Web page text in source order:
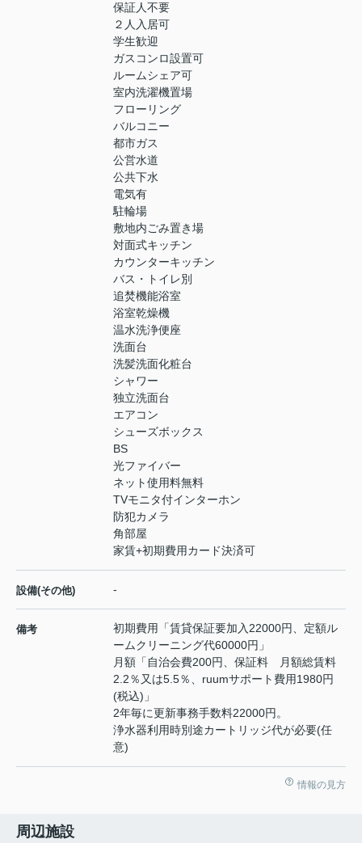
保証人不要
２人入居可
学生歓迎
ガスコンロ設置可
ルームシェア可
室内洗濯機置場
フローリング
バルコニー
都市ガス
公営水道
公共下水
電気有
駐輪場
敷地内ごみ置き場
対面式キッチン
カウンターキッチン
バス・トイレ別
追焚機能浴室
浴室乾燥機
温水洗浄便座
洗面台
洗髪洗面化粧台
シャワー
独立洗面台
エアコン
シューズボックス
BS
光ファイバー
ネット使用料無料
TVモニタ付インターホン
防犯カメラ
角部屋
家賃+初期費用カード決済可
設備(その他) -
備考
初期費用「賃貸保証要加入22000円、定額ル
ームクリーニング代60000円」
月額「自治会費200円、保証料 月額総賃料
2.2％又は5.5％、ruumサポート費用1980円
(税込)」
2年毎に更新事務手数料22000円。
浄水器利用時別途カートリッジ代が必要(任
意)
情報の見方
周辺施設